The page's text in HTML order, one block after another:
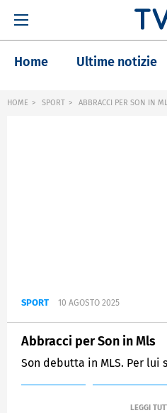
Home Ultime notizie
HOME SPORT ABBRACCI PER SON IN
SPORT 10 AGOSTO 2025
Abbracci per Son in Mls
Son debutta in MLS. Per lui